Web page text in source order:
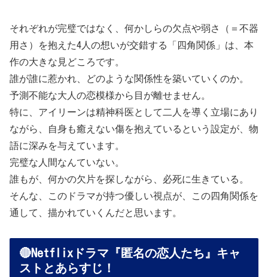
それぞれが完璧ではなく、何かしらの欠点や弱さ（＝不器
用さ）を抱えた4人の想いが交錯する「四角関係」は、本
作の大きな見どころです。
誰が誰に惹かれ、どのような関係性を築いていくのか。
予測不能な大人の恋模様から目が離せません。
特に、アイリーンは精神科医として二人を導く立場にあり
ながら、自身も癒えない傷を抱えているという設定が、物
語に深みを与えています。
完璧な人間なんていない。
誰もが、何かの欠片を探しながら、必死に生きている。
そんな、このドラマが持つ優しい視点が、この四角関係を
通して、描かれていくんだと思います。
🔴Netflixドラマ『匿名の恋人たち』キャ
ストとあらすじ！